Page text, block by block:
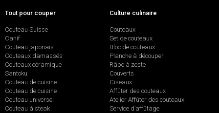
Tout pour couper
Couteau Suisse
Canif
Couteau japonais
Couteaux damassés
Couteaux céramique
Santoku
Couteau de cuisine
Couteau de cuisine
Couteau universel
Couteau à steak
Culture culinaire
Couteaux
Set de couteaux
Bloc de couteaux
Planche à découper
Râpe à zeste
Couverts
Ciseaux
Affûter des couteaux
Atelier Affûter des couteaux
Service d’affûtage